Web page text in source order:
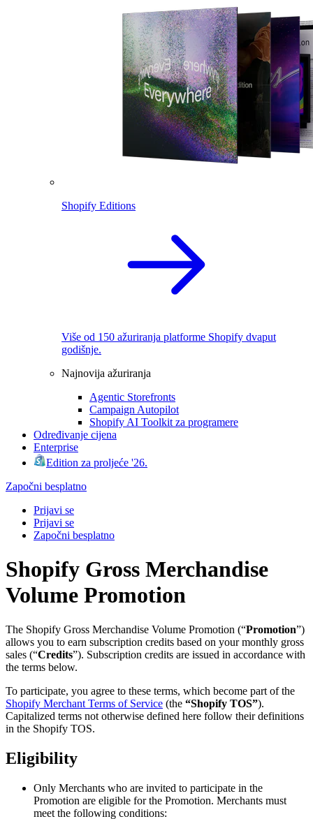
Shopify Editions
Više od 150 ažuriranja platforme Shopify dvaput
godišnje.
Najnovija ažuriranja
Agentic Storefronts
Campaign Autopilot
Shopify AI Toolkit za programere
Određivanje cijena
Enterprise
Edition za proljeće '26.
Započni besplatno
Prijavi se
Prijavi se
Započni besplatno
Shopify Gross Merchandise
Volume Promotion
The Shopify Gross Merchandise Volume Promotion (“Promotion”)
allows you to earn subscription credits based on your monthly gross
sales (“Credits”). Subscription credits are issued in accordance with
the terms below.
To participate, you agree to these terms, which become part of the
Shopify Merchant Terms of Service (the “Shopify TOS”).
Capitalized terms not otherwise defined here follow their definitions
in the Shopify TOS.
Eligibility
Only Merchants who are invited to participate in the
Promotion are eligible for the Promotion. Merchants must
meet the following conditions: